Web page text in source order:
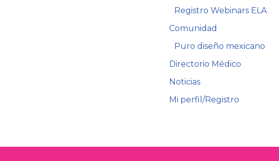
Registro Webinars ELA
Comunidad
Puro diseño mexicano
Directorio Médico
Noticias
Mi perfil/Registro